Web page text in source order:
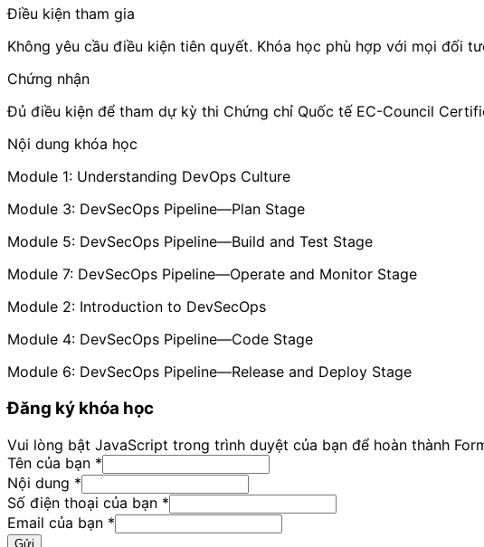
Điều kiện tham gia
Không yêu cầu điều kiện tiên quyết. Khóa học phù hợp với mọi đối
Chứng nhận
Đủ điều kiện để tham dự kỳ thi Chứng chỉ Quốc tế EC-Council
Nội dung khóa học
Module 1: Understanding DevOps Culture
Module 3: DevSecOps Pipeline—Plan Stage
Module 5: DevSecOps Pipeline—Build and Test Stage
Module 7: DevSecOps Pipeline—Operate and Monitor Stage
Module 2: Introduction to DevSecOps
Module 4: DevSecOps Pipeline—Code Stage
Module 6: DevSecOps Pipeline—Release and Deploy Stage
Đăng ký khóa học
Vui lòng bật JavaScript trong trình duyệt của bạn để hoàn thành
Tên của bạn *
Nội
bạn
Email
Nội dung *
Số điện thoại của bạn *
Email của bạn *
Gửi